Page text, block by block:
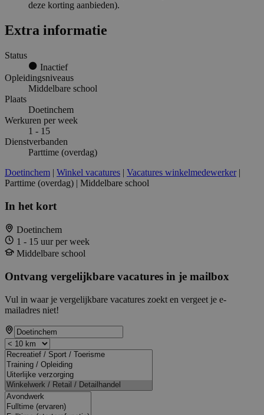
deze korting aanbieden).
Extra informatie
Status
Inactief
Opleidingsniveaus
Middelbare school
Plaats
Doetinchem
Werkuren per week
1 - 15
Dienstverbanden
Parttime (overdag)
Doetinchem | Winkel vacatures | Vacatures winkelmedewerker|
Parttime (overdag) | Middelbare school
In het kort
Doetinchem
1 - 15 uur per week
Middelbare school
Ontvang vergelijkbare vacatures in je mailbox
Vul in waar je vergelijkbare vacatures zoekt en vergeet je e-
mailadres niet!